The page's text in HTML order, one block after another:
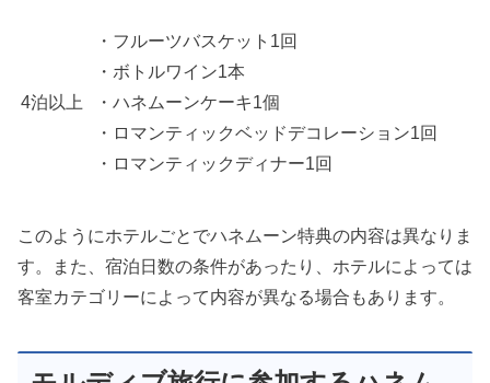
4泊以上
・フルーツバスケット1回
・ボトルワイン1本
・ハネムーンケーキ1個
・ロマンティックベッドデコレーション1回
・ロマンティックディナー1回
このようにホテルごとでハネムーン特典の内容は異なりま
す。また、宿泊日数の条件があったり、ホテルによっては
客室カテゴリーによって内容が異なる場合もあります。